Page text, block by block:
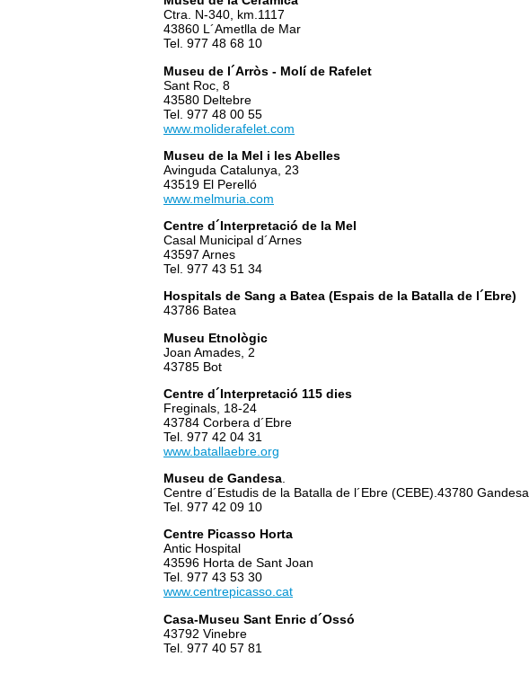
Ctra. N-340, km.1117
43860 L´Ametlla de Mar
Tel. 977 48 68 10
Museu de l´Arròs - Molí de Rafelet
Sant Roc, 8
43580 Deltebre
Tel. 977 48 00 55
www.moliderafelet.com
Museu de la Mel i les Abelles
Avinguda Catalunya, 23
43519 El Perelló
www.melmuria.com
Centre d´Interpretació de la Mel
Casal Municipal d´Arnes
43597 Arnes
Tel. 977 43 51 34
Hospitals de Sang a Batea (Espais de la Batalla de l´Ebre)
43786 Batea
Museu Etnològic
Joan Amades, 2
43785 Bot
Centre d´Interpretació 115 dies
Freginals, 18-24
43784 Corbera d´Ebre
Tel. 977 42 04 31
www.batallaebre.org
Museu de Gandesa
Centre d´Estudis de la Batalla de l´Ebre (CEBE).43780 Gandesa
Tel. 977 42 09 10
Centre Picasso Horta
Antic Hospital
43596 Horta de Sant Joan
Tel. 977 43 53 30
www.centrepicasso.cat
Casa-Museu Sant Enric d´Ossó
43792 Vinebre
Tel. 977 40 57 81